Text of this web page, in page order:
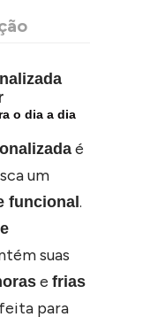
o dia a dia
é
um
funcional .
suas
e frias
para